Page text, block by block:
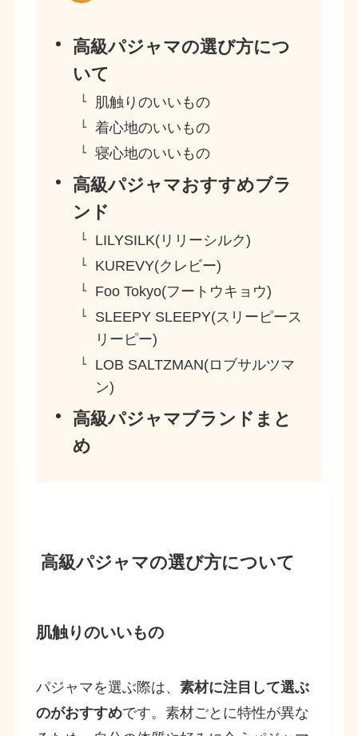
高級パジャマの選び方につ
いて
肌触りのいいもの
着心地のいいもの
寝心地のいいもの
高級パジャマおすすめブラ
ンド
LILYSILK(リリーシルク)
KUREVY(クレビー)
Foo Tokyo(フートウキョウ)
SLEEPY SLEEPY(スリーピース
リーピー)
LOB SALTZMAN(ロブサルツマ
ン)
高級パジャマブランドまと
め
高級パジャマの選び方について
肌触りのいいもの
パジャマを選ぶ際は、 素材に注目して選ぶ
のがおすすめです。素材ごとに特性が異な